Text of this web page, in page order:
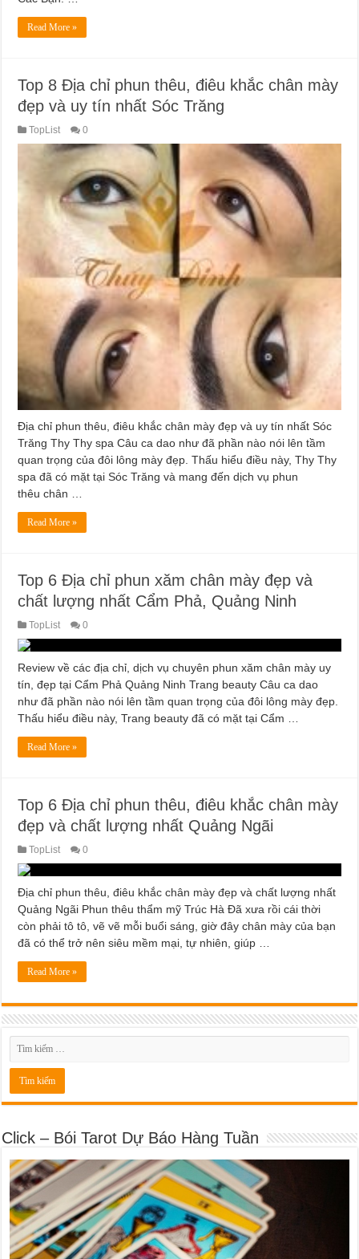
Read More »
Top 8 Địa chỉ phun thêu, điêu khắc chân mày
đẹp và uy tín nhất Sóc Trăng
TopList 0
Địa chỉ phun thêu, điêu khắc chân mày đẹp và uy tín nhất Sóc
Trăng Thy Thy spa Câu ca dao như đã phần nào nói lên tầm
quan trọng của đôi lông mày đẹp. Thấu hiểu điều này, Thy Thy
spa đã có mặt tại Sóc Trăng và mang đến dịch vụ phun
thêu chân …
Read More »
Top 6 Địa chỉ phun xăm chân mày đẹp và
chất lượng nhất Cẩm Phả, Quảng Ninh
TopList 0
Review về các địa chỉ, dịch vụ chuyên phun xăm chân mày uy
tín, đẹp tại Cẩm Phả Quảng Ninh Trang beauty Câu ca dao
như đã phần nào nói lên tầm quan trọng của đôi lông mày đẹp.
Thấu hiểu điều này, Trang beauty đã có mặt tại Cẩm …
Read More »
Top 6 Địa chỉ phun thêu, điêu khắc chân mày
đẹp và chất lượng nhất Quảng Ngãi
TopList 0
Địa chỉ phun thêu, điêu khắc chân mày đẹp và chất lượng nhất
Quảng Ngãi Phun thêu thẩm mỹ Trúc Hà Đã xưa rồi cái thời
còn phải tô tô, vẽ vẽ mỗi buổi sáng, giờ đây chân mày của bạn
đã có thể trở nên siêu mềm mại, tự nhiên, giúp …
Read More »
Click – Bói Tarot Dự Báo Hàng Tuần